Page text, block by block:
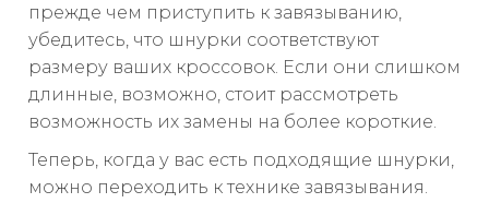
прежде чем приступить к завязыванию,
убедитесь, что шнурки соответствуют
размеру ваших кроссовок. Если они слишком
длинные, возможно, стоит рассмотреть
возможность их замены на более короткие.
Теперь, когда у вас есть подходящие шнурки,
можно переходить к технике завязывания.